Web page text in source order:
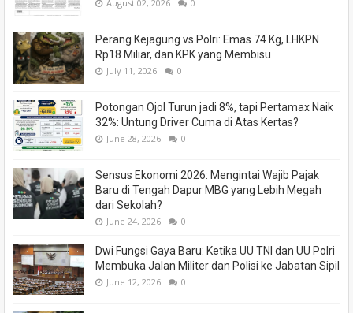
August 02, 2026 0
Perang Kejagung vs Polri: Emas 74 Kg, LHKPN
Rp18 Miliar, dan KPK yang Membisu
July 11, 2026 0
Potongan Ojol Turun jadi 8%, tapi Pertamax Naik
32%: Untung Driver Cuma di Atas Kertas?
June 28, 2026 0
Sensus Ekonomi 2026: Mengintai Wajib Pajak
Baru di Tengah Dapur MBG yang Lebih Megah
dari Sekolah?
June 24, 2026 0
Dwi Fungsi Gaya Baru: Ketika UU TNI dan UU Polri
Membuka Jalan Militer dan Polisi ke Jabatan Sipil
June 12, 2026 0